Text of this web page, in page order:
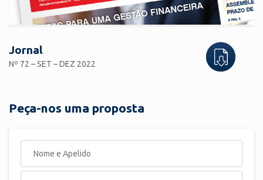
Jornal
Nº 72 – SET – DEZ 2022
Peça-nos uma proposta